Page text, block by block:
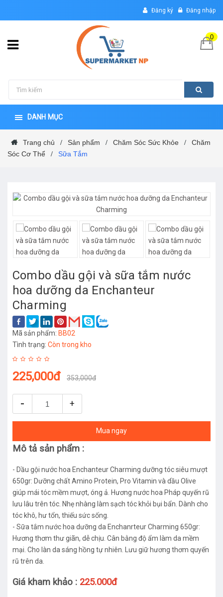
Đăng ký Đăng nhập
0
DANH MỤC
Trang chủ / Sản phẩm / Chăm Sóc Sức Khỏe /
Chăm
Sóc Cơ Thể
/ Sữa Tắm
Combo dầu gội và sữa tắm nước
hoa dưỡng da Enchanteur
Charming
Mã sản phẩm: BB02
Tình trạng: Còn trong kho
225,000đ 353,000đ
- +
Mua ngay
Mô tả sản phẩm :
- Dầu gội nước hoa Enchanteur Charming dưỡng tóc siêu mượt
650gr: Dưỡng chất Amino Protein, Pro Vitamin và dầu Olive
giúp mái tóc mềm mượt, óng ả. Hương nước hoa Pháp quyến rũ
lưu lâu trên tóc. Nhẹ nhàng làm sạch tóc khỏi bụi bẩn. Dành cho
tóc khô, hư tổn, thiếu sức sống.
- Sữa tắm nước hoa dưỡng da Enchanrteur Charming 650gr:
Hương thơm thư giãn, dễ chịu. Cân bằng độ ẩm làm da mềm
mại. Cho làn da sáng hồng tự nhiên. Lưu giữ hương thơm quyến
rũ trên da.
Giá kham khảo : 225.000đ